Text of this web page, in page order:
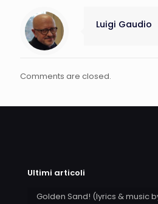
Luigi Gaudio
Comments are closed.
Ultimi articoli
Golden Sand! (lyrics & music